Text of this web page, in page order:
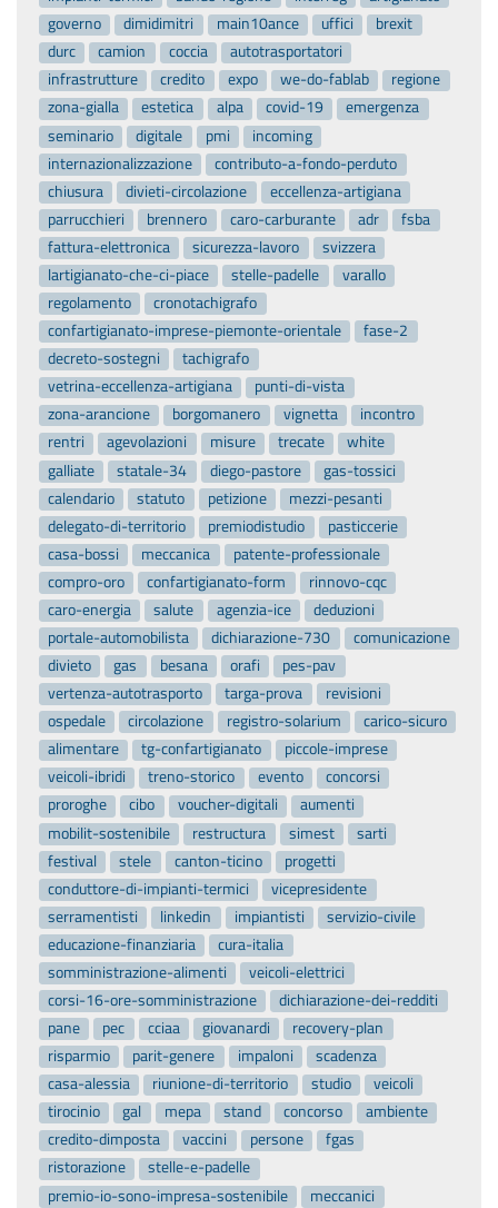
governo
dimidimitri main10ance uffici
brexit
durc
camion coccia
autotrasportatori
infrastrutture
credito expo we-do-fablab
regione
zona-gialla
estetica alpa covid-19
emergenza
seminario
digitale pmi
incoming
internazionalizzazione
contributo-a-fondo-perduto
chiusura
divieti-circolazione
eccellenza-artigiana
parrucchieri
brennero caro-carburante adr
fsba
fattura-elettronica
sicurezza-lavoro
svizzera
lartigianato-che-ci-piace
stelle-padelle
varallo
regolamento
cronotachigrafo
confartigianato-imprese-piemonte-orientale
fase-2
decreto-sostegni
tachigrafo
vetrina-eccellenza-artigiana
punti-di-vista
zona-arancione
borgomanero vignetta
incontro
rentri
agevolazioni misure trecate
white
galliate
statale-34 diego-pastore
gas-tossici
calendario
statuto petizione
mezzi-pesanti
delegato-di-territorio
premiodistudio
pasticcerie
casa-bossi
meccanica
patente-professionale
compro-oro
confartigianato-form
rinnovo-cqc
caro-energia
salute agenzia-ice
deduzioni
portale-automobilista
dichiarazione-730
comunicazione
divieto
gas besana orafi
pes-pav
vertenza-autotrasporto
targa-prova
revisioni
ospedale
circolazione registro-solarium
carico-sicuro
alimentare
tg-confartigianato
piccole-imprese
veicoli-ibridi
treno-storico evento
concorsi
proroghe
cibo voucher-digitali
aumenti
mobilit-sostenibile
restructura simest
sarti
festival
stele canton-ticino
progetti
conduttore-di-impianti-termici
vicepresidente
serramentisti
linkedin impiantisti
servizio-civile
educazione-finanziaria
cura-italia
somministrazione-alimenti
veicoli-elettrici
corsi-16-ore-somministrazione
dichiarazione-dei-redditi
pane
pec cciaa giovanardi
recovery-plan
risparmio
parit-genere impaloni
scadenza
casa-alessia
riunione-di-territorio studio
veicoli
tirocinio
gal mepa stand concorso
ambiente
credito-dimposta
vaccini persone
fgas
ristorazione
stelle-e-padelle
premio-io-sono-impresa-sostenibile
meccanici